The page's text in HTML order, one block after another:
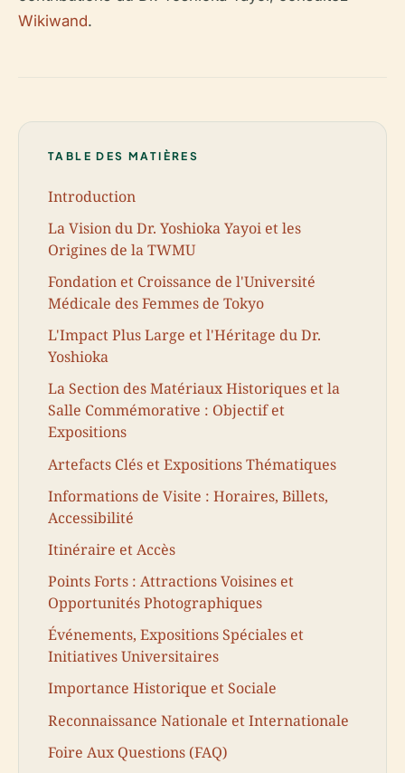
Wikiwand.
TABLE DES MATIÈRES
Introduction
La Vision du Dr. Yoshioka Yayoi et les
Origines de la TWMU
Fondation et Croissance de l'Université
Médicale des Femmes de Tokyo
L'Impact Plus Large et l'Héritage du Dr.
Yoshioka
La Section des Matériaux Historiques et la
Salle Commémorative : Objectif et
Expositions
Artefacts Clés et Expositions Thématiques
Informations de Visite : Horaires, Billets,
Accessibilité
Itinéraire et Accès
Points Forts : Attractions Voisines et
Opportunités Photographiques
Événements, Expositions Spéciales et
Initiatives Universitaires
Importance Historique et Sociale
Reconnaissance Nationale et Internationale
Foire Aux Questions (FAQ)